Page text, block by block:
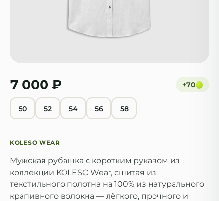
7 000 ₽ +70
50 52 54 56 58
KOLESO WEAR
Мужская рубашка с коротким рукавом из
коллекции KOLESO Wear, сшитая из
текстильного полотна на 100% из натурального
крапивного волокна — лёгкого, прочного и